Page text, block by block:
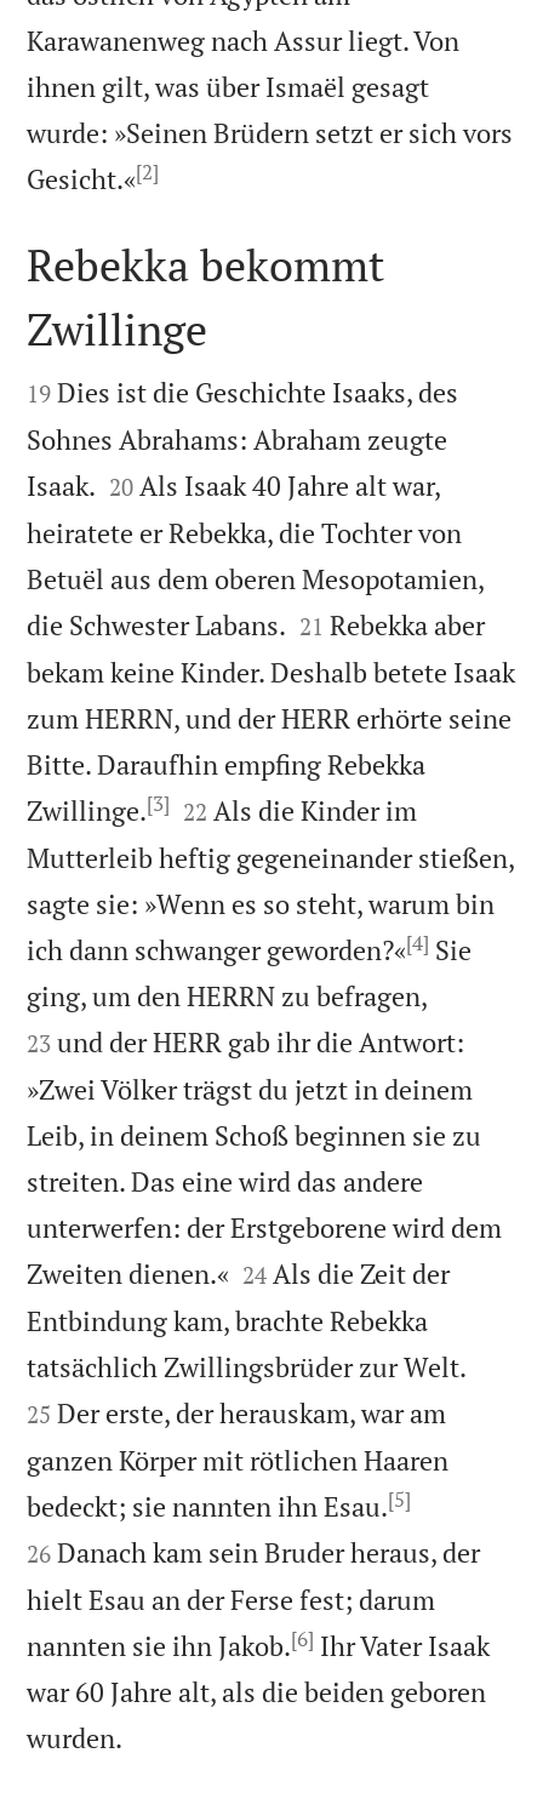
Karawanenweg nach Assur liegt. Von
ihnen gilt, was über Ismaël gesagt
wurde: »Seinen Brüdern setzt er sich vors
Gesicht.«[2]

Rebekka bekommt
Zwillinge

19 Dies ist die Geschichte Isaaks, des
Sohnes Abrahams: Abraham zeugte
Isaak. 

20 Als Isaak 40 Jahre alt war,
heiratete er Rebekka, die Tochter von
Betuël aus dem oberen Mesopotamien,
die Schwester Labans. 

21 Rebekka aber
bekam keine Kinder. Deshalb betete Isaak
zum HERRN, und der HERR erhörte seine
Bitte. Daraufhin empfing Rebekka
Zwillinge.[3] 

22 Als die Kinder im
Mutterleib heftig gegeneinander stießen,
sagte sie: »Wenn es so steht, warum bin
ich dann schwanger geworden?«[4] Sie
ging, um den HERRN zu befragen,
23 und der HERR gab ihr die Antwort:
»Zwei Völker trägst du jetzt in deinem
Leib, in deinem Schoß beginnen sie zu
streiten. Das eine wird das andere
unterwerfen: der Erstgeborene wird dem
Zweiten dienen.« 

24 Als die Zeit der
Entbindung kam, brachte Rebekka
tatsächlich Zwillingsbrüder zur Welt.
25 Der erste, der herauskam, war am
ganzen Körper mit rötlichen Haaren
bedeckt; sie nannten ihn Esau.[5]
26 Danach kam sein Bruder heraus, der
hielt Esau an der Ferse fest; darum
nannten sie ihn Jakob.[6] Ihr Vater Isaak
war 60 Jahre alt, als die beiden geboren
wurden.